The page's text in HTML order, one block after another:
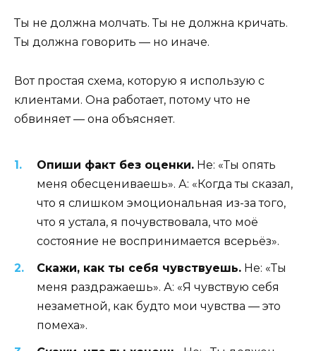
Ты не должна молчать. Ты не должна кричать.
Ты должна говорить — но иначе.
Вот простая схема, которую я использую с
клиентами. Она работает, потому что не
обвиняет — она объясняет.
Опиши факт без оценки. Не: «Ты опять
меня обесцениваешь». А: «Когда ты сказал,
что я слишком эмоциональная из-за того,
что я устала, я почувствовала, что моё
состояние не воспринимается всерьёз».
Скажи, как ты себя чувствуешь. Не: «Ты
меня раздражаешь». А: «Я чувствую себя
незаметной, как будто мои чувства — это
помеха».